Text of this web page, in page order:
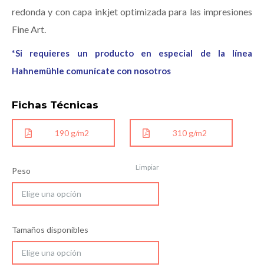
redonda y con capa inkjet optimizada para las impresiones
Fine Art.
*Si requieres un producto en especial de la línea
Hahnemühle comunícate con nosotros
Fichas Técnicas
190 g/m2 310 g/m2
Peso
Tamaños disponibles
Limpiar